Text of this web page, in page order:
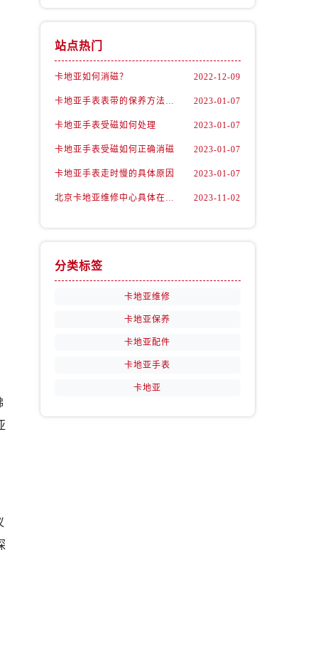
站点热门
卡地亚如何消磁？ 2022-12-09
卡地亚手表表带的保养方法有哪些？ 2023-01-07
卡地亚手表受磁如何处理 2023-01-07
卡地亚手表受磁如何正确消磁 2023-01-07
卡地亚手表走时慢的具体原因 2023-01-07
北京卡地亚维修中心具体在哪里？ 2023-11-02
分类标签
卡地亚维修
卡地亚保养
卡地亚配件
卡地亚手表
卡地亚